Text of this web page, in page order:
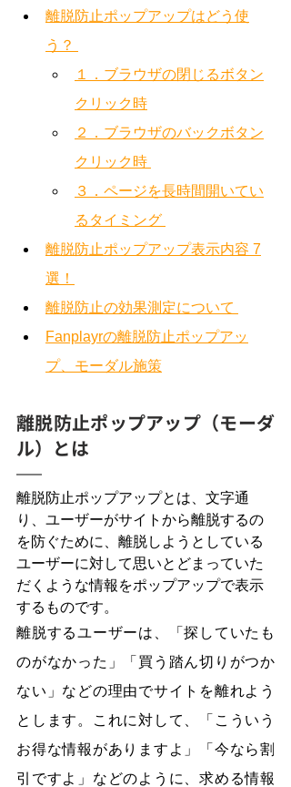
離脱防止ポップアップはどう使
う？
１．ブラウザの閉じるボタン
クリック時
２．ブラウザのバックボタン
クリック時
３．ページを長時間開いてい
るタイミング
離脱防止ポップアップ表示内容 7
選！
離脱防止の効果測定について
Fanplayrの離脱防止ポップアッ
プ、モーダル施策
離脱防止ポップアップ（モーダ
ル）とは
離脱防止ポップアップとは、文字通
り、ユーザーがサイトから離脱するの
を防ぐために、離脱しようとしている
ユーザーに対して思いとどまっていた
だくような情報をポップアップで表示
するものです。
離脱するユーザーは、「探していたも
のがなかった」「買う踏ん切りがつか
ない」などの理由でサイトを離れよう
とします。これに対して、「こういう
お得な情報がありますよ」「今なら割
引ですよ」などのように、求める情報